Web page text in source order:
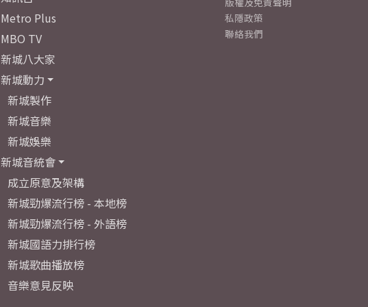
Metro Plus
MBO TV
新城八大家
新城動力
新城製作
新城音樂
新城娛樂
新城音統會
成立原意及架構
新城勁爆流行榜 - 本地榜
新城勁爆流行榜 - 外語榜
新城國語力排行榜
新城歌曲播放榜
音樂意見反映
私隱政策
聯絡我們